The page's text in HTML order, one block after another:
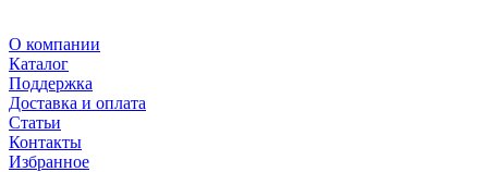
О компании
Каталог
Поддержка
Доставка и оплата
Статьи
Контакты
Избранное